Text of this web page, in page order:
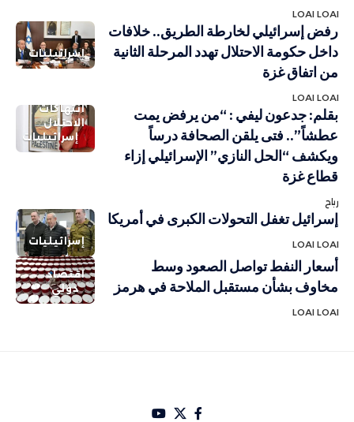
LOAI LOAI
إسرائيليات
رفض إسرائيلي لخارطة الطريق.. خلافات
داخل حكومة الاحتلال تهدد المرحلة الثانية
من اتفاق غزة
LOAI LOAI
انتهاكات
الاحتلال
إسرائيليات
بقلم: جدعون ليفي : “من يرفض يمت
عطشاً”.. فتى يلقن الصحافة درساً
ويكشف “الحل النازي” الإسرائيلي إزاء
قطاع غزة
رباح
إسرائيليات
إسرائيل تغفل التحولات الكبرى في أمريكا
LOAI LOAI
اقتصاد
دولي
أسعار النفط تواصل الصعود وسط
مخاوف بشأن مستقبل الملاحة في هرمز
LOAI LOAI